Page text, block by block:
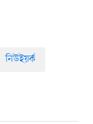
নিউইয়র্ক